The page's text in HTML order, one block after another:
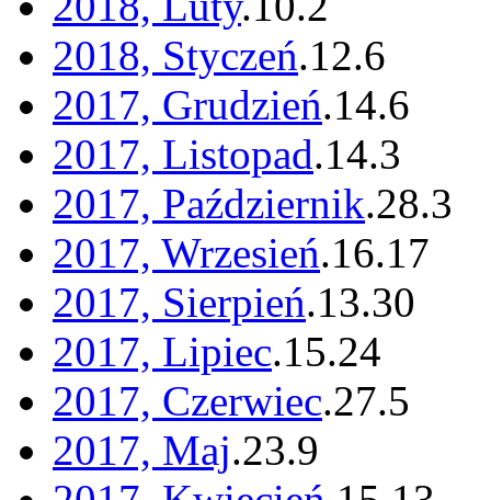
2018, Styczeń.12.6
2017, Grudzień.14.6
2017, Listopad.14.3
2017, Październik.28.3
2017, Wrzesień.16.17
2017, Sierpień.13.30
2017, Lipiec.15.24
2017, Czerwiec.27.5
2017, Maj.23.9